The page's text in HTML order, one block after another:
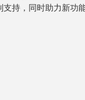
持，同时助力新功